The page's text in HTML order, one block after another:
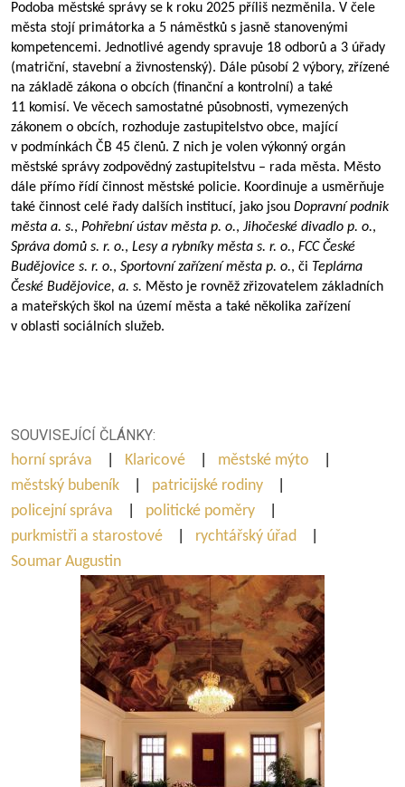
Podoba městské správy se k roku 2025 příliš nezměnila. V čele
města stojí primátorka a 5 náměstků s jasně stanovenými
kompetencemi. Jednotlivé agendy spravuje 18 odborů a 3 úřady
(matriční, stavební a živnostenský). Dále působí 2 výbory, zřízené
na základě zákona o obcích (finanční a kontrolní) a také
11 komisí. Ve věcech samostatné působnosti, vymezených
zákonem o obcích, rozhoduje zastupitelstvo obce, mající
v podmínkách ČB 45 členů. Z nich je volen výkonný orgán
městské správy zodpovědný zastupitelstvu – rada města. Město
dále přímo řídí činnost městské policie. Koordinuje a usměrňuje
také činnost celé řady dalších institucí, jako jsou Dopravní podnik
města a. s., Pohřební ústav města p. o., Jihočeské divadlo p. o.,
Správa domů s. r. o., Lesy a rybníky města s. r. o., FCC České
Budějovice s. r. o., Sportovní zařízení města p. o., či Teplárna
České Budějovice, a. s. Město je rovněž zřizovatelem základních
a mateřských škol na území města a také několika zařízení
v oblasti sociálních služeb.
SOUVISEJÍCÍ ČLÁNKY:
horní správa
Klaricové městské mýto
městský bubeník
patricijské rodiny
policejní správa
politické poměry
purkmistři a starostové
rychtářský úřad
Soumar Augustin